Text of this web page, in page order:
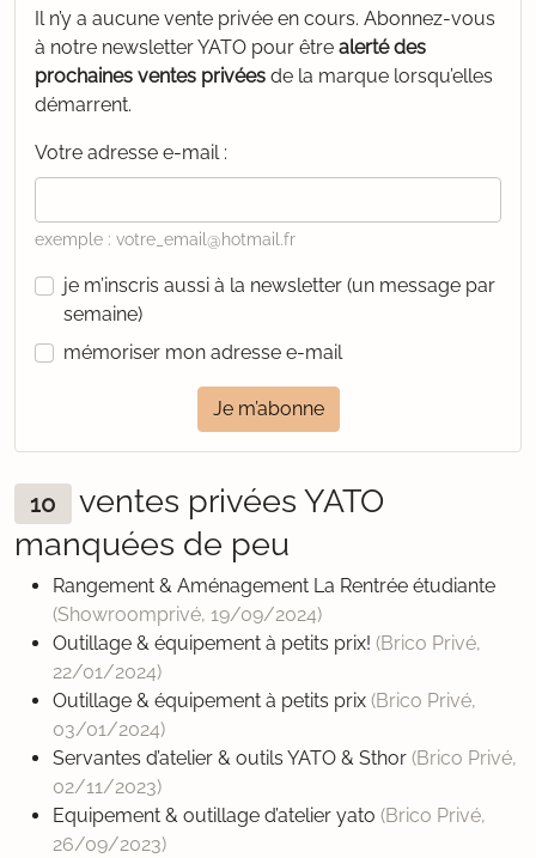
Il n’y a aucune vente privée en cours. Abonnez-vous
à notre newsletter YATO pour être alerté des
prochaines ventes privées de la marque lorsqu’elles
démarrent.
Votre adresse e-mail :
exemple : votre_email@hotmail.fr
je m’inscris aussi à la newsletter (un message par
semaine)
mémoriser mon adresse e-mail
Je m’abonne
10
ventes privées YATO
manquées de peu
Rangement & Aménagement La Rentrée étudiante
(Showroomprivé, 19/09/2024)
Outillage & équipement à petits prix! (Brico Privé,
22/01/2024)
Outillage & équipement à petits prix (Brico Privé,
03/01/2024)
Servantes d’atelier & outils YATO & Sthor (Brico Privé,
02/11/2023)
Equipement & outillage d’atelier yato (Brico Privé,
26/09/2023)